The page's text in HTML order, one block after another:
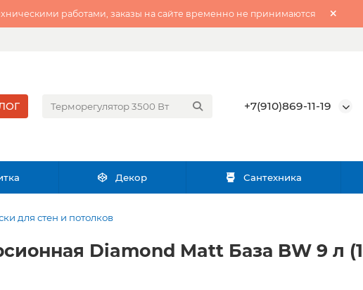
работами, заказы на сайте временно не принимаются
+7(910)869-11-19
Декор Сантехника
для стен и потолков
Diamond Matt База BW 9 л